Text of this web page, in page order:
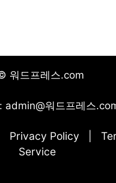
워드프레스.com
admin@워드프레스
Privacy Policy
Service